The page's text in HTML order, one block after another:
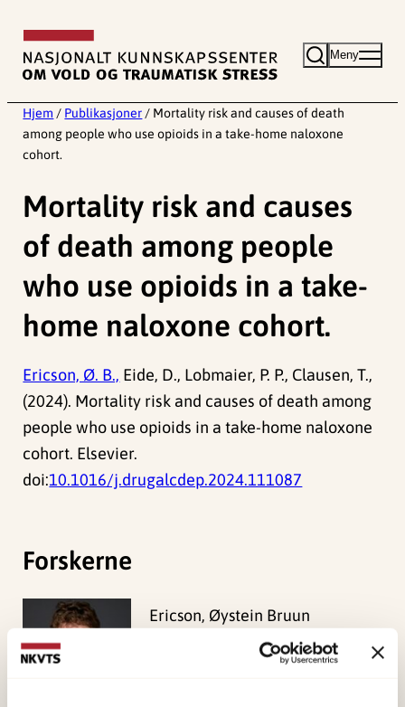
innhold
Meny
Hjem / Publikasjoner / Mortality risk and causes of death
among people who use opioids in a take-home naloxone
cohort.
Mortality risk and causes
of death among people
who use opioids in a take-
home naloxone cohort.
Ericson, Ø. B., Eide, D., Lobmaier, P. P., Clausen, T.,
(2024). Mortality risk and causes of death among
people who use opioids in a take-home naloxone
cohort. Elsevier.
doi:10.1016/j.drugalcdep.2024.111087
Forskerne
Ericson, Øystein Bruun